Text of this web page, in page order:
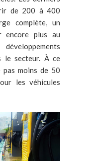
de 200 à 400
complète, un
encore plus au
le secteur. À ce
pas moins de 50
les véhicules